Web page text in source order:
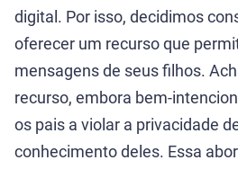
digital. Por isso, decidimos
oferecer um recurso que
mensagens de seus filhos.
recurso, embora bem-
os pais a violar a privacidade
conhecimento deles. Essa